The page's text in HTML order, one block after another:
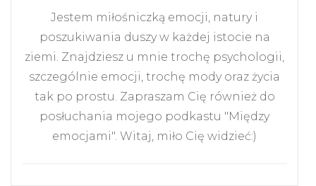
Jestem miłośniczką emocji, natury i
poszukiwania duszy w każdej istocie na
ziemi. Znajdziesz u mnie trochę psychologii,
szczególnie emocji, trochę mody oraz życia
tak po prostu. Zapraszam Cię również do
posłuchania mojego podkastu "Między
emocjami". Witaj, miło Cię widzieć:)